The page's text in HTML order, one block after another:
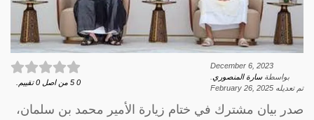
December 6, 2023
بواسطةسارة المنصوري
تم تعديله February 26, 2025
0
5 من اصل 0 تقييم.
صدر بيان مشترك في ختام زيارة الأمير محمد بن سلمان،